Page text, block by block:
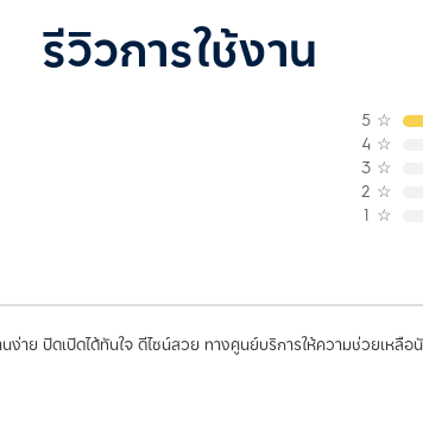
รีวิวการใช้งาน
5 ☆
4 ☆
3 ☆
2 ☆
1 ☆
นง่าย ปิดเปิดได้ทันใจ ดีไซน์สวย ทางศูนย์บริการให้ความช่วยเห